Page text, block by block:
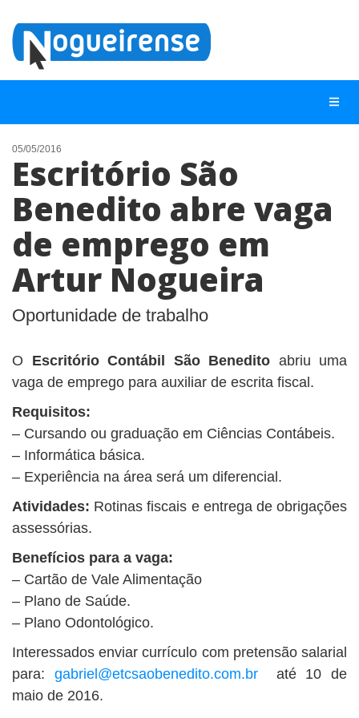
NOTÍCIAS
LISTA DIGITAL
TELEFONES ÚTEIS
CONTATO
ANUNCIE
BUSCAR
05/05/2016
Escritório São
Benedito abre vaga
de emprego em
Artur Nogueira
Oportunidade de trabalho
O Escritório Contábil São Benedito abriu uma
vaga de emprego para auxiliar de escrita fiscal.
Requisitos:
– Cursando ou graduação em Ciências Contábeis.
– Informática básica.
– Experiência na área será um diferencial.
Atividades: Rotinas fiscais e entrega de obrigações
assessórias.
Benefícios para a vaga:
– Cartão de Vale Alimentação
– Plano de Saúde.
– Plano Odontológico.
Interessados enviar currículo com pretensão salarial
para: gabriel@etcsaobenedito.com.braté 10 de
maio de 2016.